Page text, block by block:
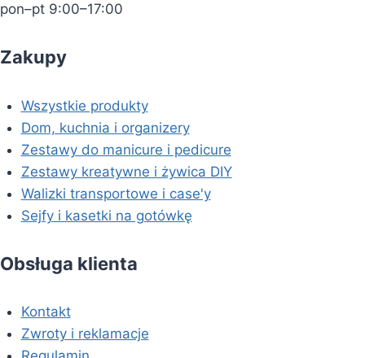
pon–pt 9:00–17:00
Zakupy
Wszystkie produkty
Dom, kuchnia i organizery
Zestawy do manicure i pedicure
Zestawy kreatywne i żywica DIY
Walizki transportowe i case'y
Sejfy i kasetki na gotówkę
Obsługa klienta
Kontakt
Zwroty i reklamacje